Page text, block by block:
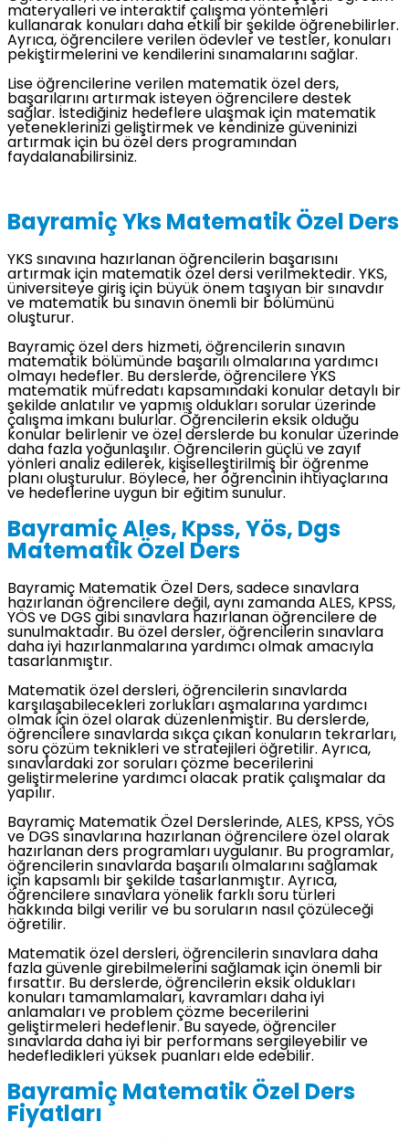
materyalleri ve interaktif çalışma yöntemleri
kullanarak konuları daha etkili bir şekilde öğrenebilirler.
Ayrıca, öğrencilere verilen ödevler ve testler, konuları
pekiştirmelerini ve kendilerini sınamalarını sağlar.
Lise öğrencilerine verilen matematik özel ders,
başarılarını artırmak isteyen öğrencilere destek
sağlar. İstediğiniz hedeflere ulaşmak için matematik
yeteneklerinizi geliştirmek ve kendinize güveninizi
artırmak için bu özel ders programından
faydalanabilirsiniz.
Bayramiç Yks Matematik Özel Ders
YKS sınavına hazırlanan öğrencilerin başarısını
artırmak için matematik özel dersi verilmektedir. YKS,
üniversiteye giriş için büyük önem taşıyan bir sınavdır
ve matematik bu sınavın önemli bir bölümünü
oluşturur.
Bayramiç özel ders hizmeti, öğrencilerin sınavın
matematik bölümünde başarılı olmalarına yardımcı
olmayı hedefler. Bu derslerde, öğrencilere YKS
matematik müfredatı kapsamındaki konular detaylı bir
şekilde anlatılır ve yapmış oldukları sorular üzerinde
çalışma imkanı bulurlar. Öğrencilerin eksik olduğu
konular belirlenir ve özel derslerde bu konular üzerinde
daha fazla yoğunlaşılır. Öğrencilerin güçlü ve zayıf
yönleri analiz edilerek, kişiselleştirilmiş bir öğrenme
planı oluşturulur. Böylece, her öğrencinin ihtiyaçlarına
ve hedeflerine uygun bir eğitim sunulur.
Bayramiç Ales, Kpss, Yös, Dgs
Matematik Özel Ders
Bayramiç Matematik Özel Ders, sadece sınavlara
hazırlanan öğrencilere değil, aynı zamanda ALES, KPSS,
YÖS ve DGS gibi sınavlara hazırlanan öğrencilere de
sunulmaktadır. Bu özel dersler, öğrencilerin sınavlara
daha iyi hazırlanmalarına yardımcı olmak amacıyla
tasarlanmıştır.
Matematik özel dersleri, öğrencilerin sınavlarda
karşılaşabilecekleri zorlukları aşmalarına yardımcı
olmak için özel olarak düzenlenmiştir. Bu derslerde,
öğrencilere sınavlarda sıkça çıkan konuların tekrarları,
soru çözüm teknikleri ve stratejileri öğretilir. Ayrıca,
sınavlardaki zor soruları çözme becerilerini
geliştirmelerine yardımcı olacak pratik çalışmalar da
yapılır.
Bayramiç Matematik Özel Derslerinde, ALES, KPSS, YÖS
ve DGS sınavlarına hazırlanan öğrencilere özel olarak
hazırlanan ders programları uygulanır. Bu programlar,
öğrencilerin sınavlarda başarılı olmalarını sağlamak
için kapsamlı bir şekilde tasarlanmıştır. Ayrıca,
öğrencilere sınavlara yönelik farklı soru türleri
hakkında bilgi verilir ve bu soruların nasıl çözüleceği
öğretilir.
Matematik özel dersleri, öğrencilerin sınavlara daha
fazla güvenle girebilmelerini sağlamak için önemli bir
fırsattır. Bu derslerde, öğrencilerin eksik oldukları
konuları tamamlamaları, kavramları daha iyi
anlamaları ve problem çözme becerilerini
geliştirmeleri hedeflenir. Bu sayede, öğrenciler
sınavlarda daha iyi bir performans sergileyebilir ve
hedefledikleri yüksek puanları elde edebilir.
Bayramiç Matematik Özel Ders
Fiyatları